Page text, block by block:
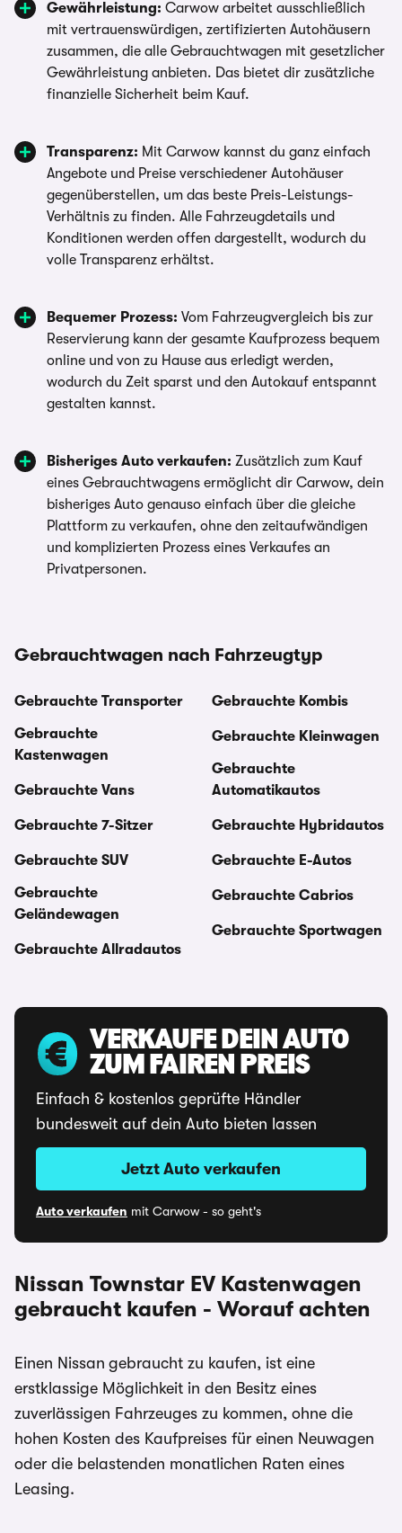
Gewährleistung: Carwow arbeitet ausschließlich
mit vertrauenswürdigen, zertifizierten Autohäusern
zusammen, die alle Gebrauchtwagen mit gesetzlicher
Gewährleistung anbieten. Das bietet dir zusätzliche
finanzielle Sicherheit beim Kauf.
Transparenz: Mit Carwow kannst du ganz einfach
Angebote und Preise verschiedener Autohäuser
gegenüberstellen, um das beste Preis-Leistungs-
Verhältnis zu finden. Alle Fahrzeugdetails und
Konditionen werden offen dargestellt, wodurch du
volle Transparenz erhältst.
Bequemer Prozess: Vom Fahrzeugvergleich bis zur
Reservierung kann der gesamte Kaufprozess bequem
online und von zu Hause aus erledigt werden,
wodurch du Zeit sparst und den Autokauf entspannt
gestalten kannst.
Bisheriges Auto verkaufen: Zusätzlich zum Kauf
eines Gebrauchtwagens ermöglicht dir Carwow, dein
bisheriges Auto genauso einfach über die gleiche
Plattform zu verkaufen, ohne den zeitaufwändigen
und komplizierten Prozess eines Verkaufes an
Privatpersonen.
Gebrauchtwagen nach Fahrzeugtyp
Gebrauchte Transporter
Gebrauchte
Kastenwagen
Gebrauchte Vans
Gebrauchte 7-Sitzer
Gebrauchte SUV
Gebrauchte
Geländewagen
Gebrauchte Allradautos
Gebrauchte Kombis
Gebrauchte Kleinwagen
Gebrauchte
Automatikautos
Gebrauchte Hybridautos
Gebrauchte E-Autos
Gebrauchte Cabrios
Gebrauchte Sportwagen
VERKAUFE DEIN AUTO
ZUM FAIREN PREIS
Einfach & kostenlos geprüfte Händler
bundesweit auf dein Auto bieten lassen
Jetzt Auto verkaufen
Auto verkaufen mit Carwow - so geht's
Nissan Townstar EV Kastenwagen
gebraucht kaufen - Worauf achten
Einen Nissan gebraucht zu kaufen, ist eine
erstklassige Möglichkeit in den Besitz eines
zuverlässigen Fahrzeuges zu kommen, ohne die
hohen Kosten des Kaufpreises für einen Neuwagen
oder die belastenden monatlichen Raten eines
Leasing.